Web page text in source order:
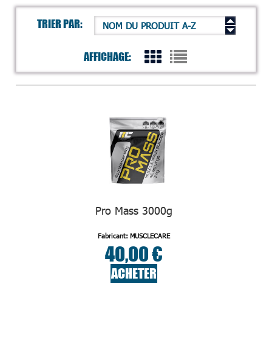
TRIER PAR: NOM DU PRODUIT A-Z
AFFICHAGE:
Pro Mass 3000g
Fabricant: MUSCLECARE
40,00 €
ACHETER